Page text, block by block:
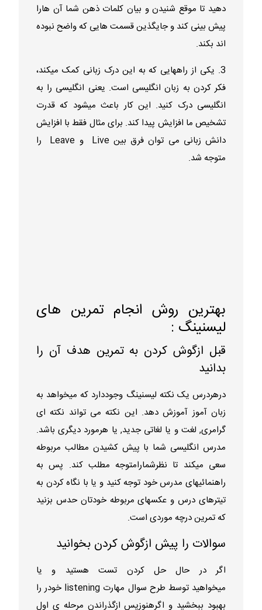
دهید تا موقع شنیدن و بیان کلمات ذهن شما آن هارا
پیش بینی کند و جایگذین قسمت هایی که واضح نبوده
اند بکند.
3. یکی از راههایی که به این درک زبانی کمک میکند،
فکر کردن به زبان انگلیسی است. یعنی انگلیسی را به
انگلیسی درک کنید. این کار باعث میشود که قدرت
تشخیص ما افزایش پیدا کند. برای مثال فقط با افزایش
دانش زبانی می توان فرق بین Live و Leave را
متوجه شد.
بهترین روش انجام تمرین های
لیسنینگ :
قبل ازگوش کردن به تمرین هدف آن را
بدانید
درهردرس یک نکته لیسنینگ وجوددارد که میخواهد به
زبان آموز آموزش دهد. این نکته می تواند نکته ای
گرامری, لغت و یا لغاتی جدید, یا هرمورد دیگری باشد.
مدرس انگلیسی شما با پیش کشیدن مطالب مربوطه
سعی میکند تا نظرشمارامتوجه مطلب کند. پس به
راهنمائیهای مدرس خود توجه کنید و یا با نگاه کردن به
تیترهای درس و عکسهای مربوطه خودتان حدس بزنید
که تمرین درچه موردی است.
سوالات را پیش ازگوش کردن بخوانید
اگر در حال حل کردن تست هستید و یا
میخواهید توسط طرح سوال مهارت listening خودر را
بهبود ببخشید و اگرهنوزپس ازگذراندن مرحله ی اول